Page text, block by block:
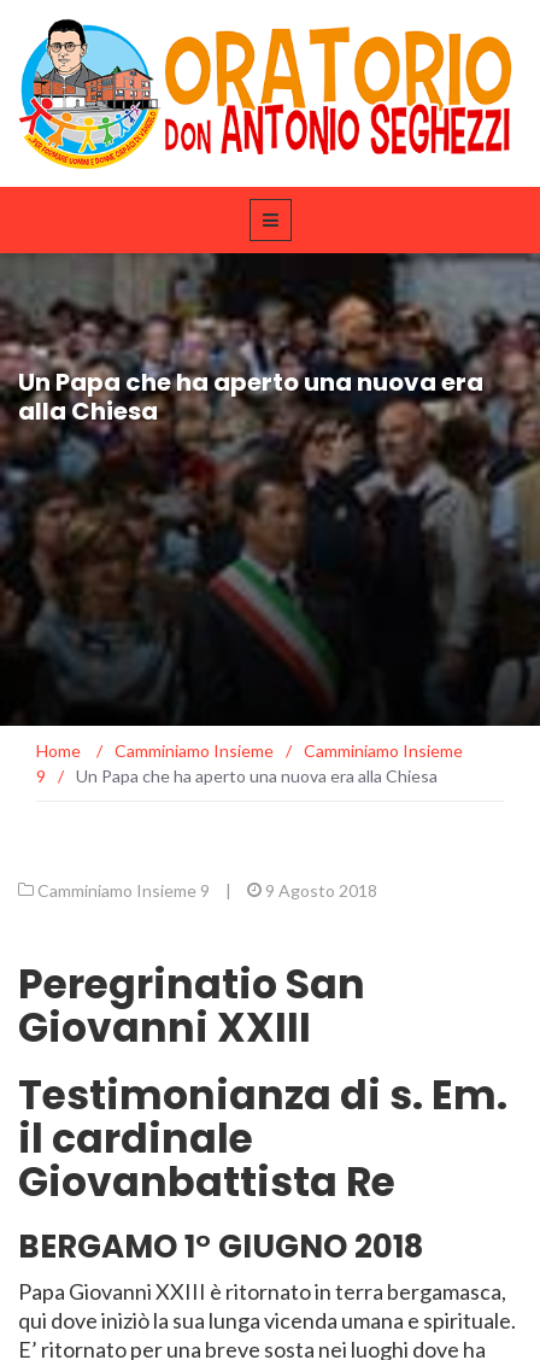
Un Papa che ha aperto una nuova era
alla Chiesa
Home / Camminiamo Insieme / Camminiamo Insieme
9
/ Un Papa che ha aperto una nuova era alla Chiesa
Camminiamo Insieme 9 | 9 Agosto 2018
Peregrinatio San
Giovanni XXIII
Testimonianza di s. Em.
il cardinale
Giovanbattista Re
BERGAMO 1° GIUGNO 2018
Papa Giovanni XXIII è ritornato in terra bergamasca,
qui dove iniziò la sua lunga vicenda umana e spirituale.
E’ ritornato per una breve sosta nei luoghi dove ha